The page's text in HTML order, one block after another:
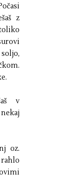
z
v
oz.
rahlo